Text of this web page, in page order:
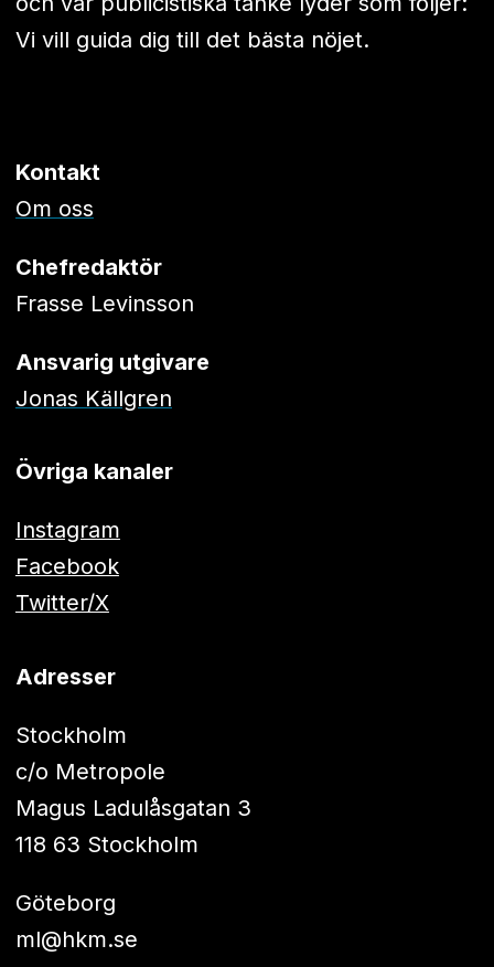
Vi vill guida dig till det bästa nöjet.
Kontakt
Om oss
Chefredaktör
Frasse Levinsson
Ansvarig utgivare
Jonas Källgren
Övriga kanaler
Instagram
Facebook
Twitter/X
Adresser
Stockholm
c/o Metropole
Magus Ladulåsgatan 3
118 63 Stockholm
Göteborg
ml@hkm.se